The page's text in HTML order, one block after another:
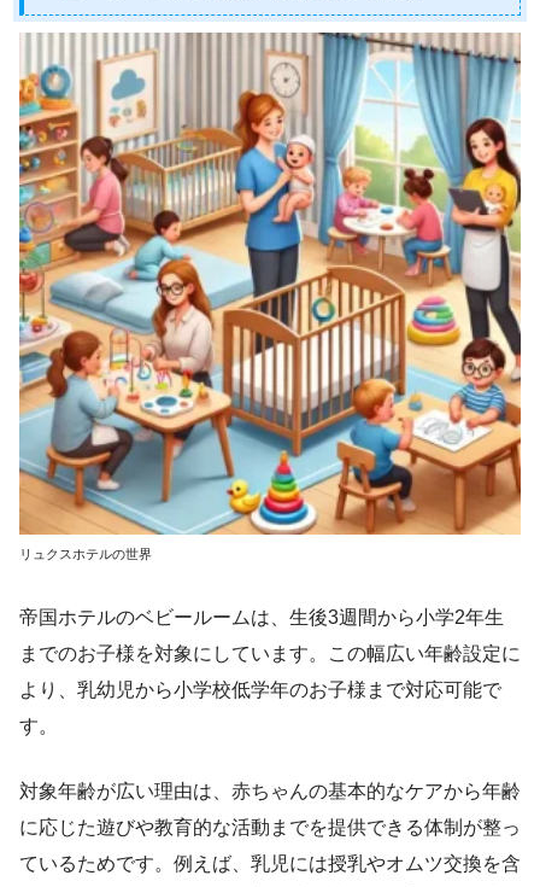
リュクスホテルの世界
帝国ホテルのベビールームは、生後3週間から小学2年生
までのお子様を対象にしています。この幅広い年齢設定に
より、乳幼児から小学校低学年のお子様まで対応可能で
す。
対象年齢が広い理由は、赤ちゃんの基本的なケアから年齢
に応じた遊びや教育的な活動までを提供できる体制が整っ
ているためです。例えば、乳児には授乳やオムツ交換を含